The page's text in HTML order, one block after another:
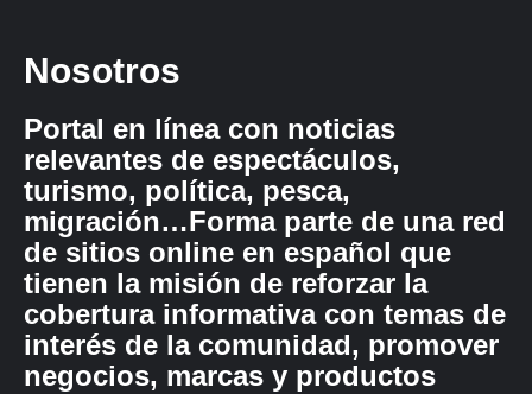
Nosotros
Portal en línea con noticias
relevantes de espectáculos,
turismo, política, pesca,
migración…Forma parte de una red
de sitios online en español que
tienen la misión de reforzar la
cobertura informativa con temas de
interés de la comunidad, promover
negocios, marcas y productos